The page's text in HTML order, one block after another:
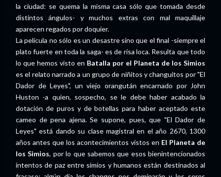
la ciudad: se quema la misma casa sólo que tomada desde
distintos ángulos- y muchos extras con mal maquillaje
aparecen regados por doquier.
La película no sólo es un desastre sino que el final -siempre el
plato fuerte en toda la saga- es de risa loca. Resulta que todo
lo que hemos visto en Batalla por el Planeta de los Simios
es el relato narrado a un grupo de niñitos y changuitos por "El
Dador de Leyes", un viejo orangután encarnado por John
Huston -a quien, sospecho, se le debe haber acabado la
dotación de puros y de botellas para haber aceptado este
cameo de pena ajena. Se supone, pues, que "El Dador de
Leyes" está dando su clase magistral en el año 2670, 1300
años antes que los acontecimientos vistos en El Planeta de
los Simios, por lo que sabemos que esos bienintencionados
intentos de paz entre simios y humanos están destinados al